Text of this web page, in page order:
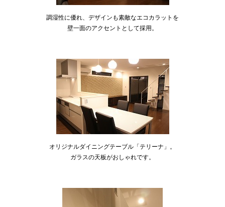
調湿性に優れ、デザインも素敵なエコカラットを
壁一面のアクセントとして採用。
オリジナルダイニングテーブル「テリーナ」。
ガラスの天板がおしゃれです。